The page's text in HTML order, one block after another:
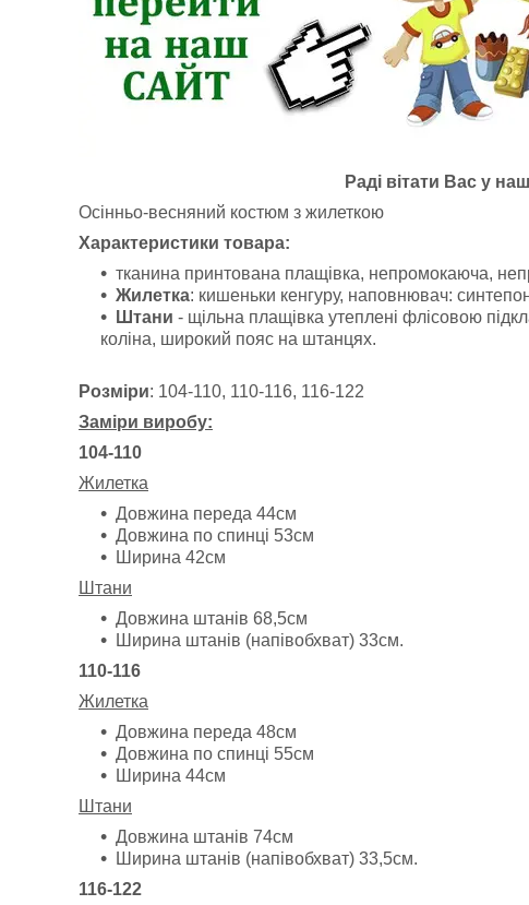
Раді вітати Вас у
Осінньо-весняний костюм з жилеткою
Характеристики товара:
тканина принтована плащівка, непромокаюча,
Жилетка: кишеньки кенгуру, наповнювач:
Штани - щільна плащівка утеплені флісовою
коліна, широкий пояс на штанцях.
Розміри: 104-110, 110-116, 116-122
Заміри виробу:
104-110
Жилетка
Довжина переда 44см
Довжина по спинці 53см
Ширина 42см
Штани
Довжина штанів 68,5см
Ширина штанів (напівобхват) 33см.
110-116
Жилетка
Довжина переда 48см
Довжина по спинці 55см
Ширина 44см
Штани
Довжина штанів 74см
Ширина штанів (напівобхват) 33,5см.
116-122